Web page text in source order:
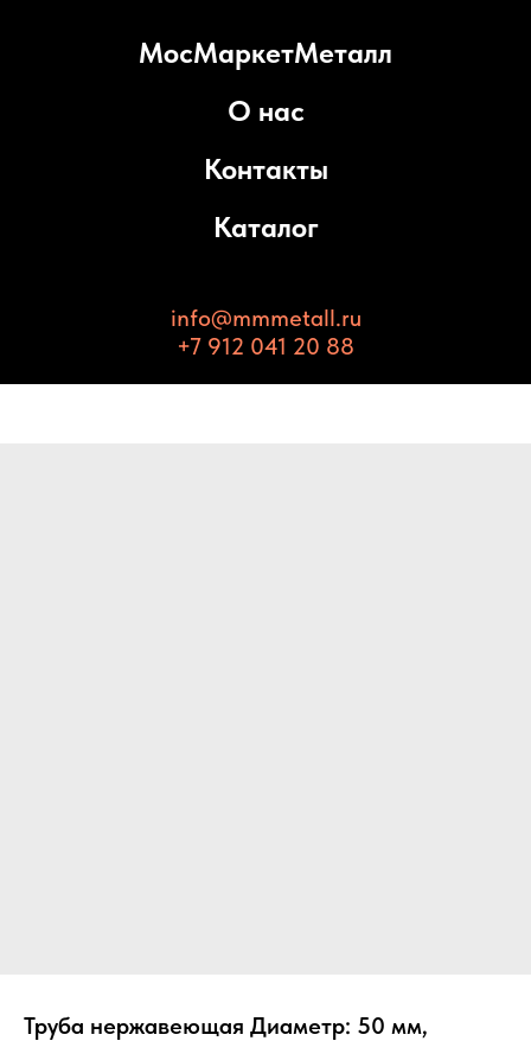
МосМаркетМеталл
О нас
Контакты
Каталог
info@mmmetall.ru
+7 912 041 20 88
Труба нержавеющая Диаметр: 50 мм,